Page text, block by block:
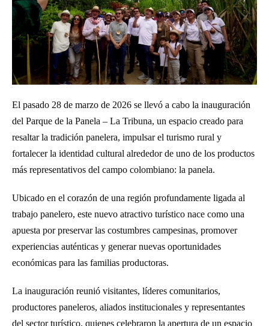
El pasado 28 de marzo de 2026 se llevó a cabo la inauguración
del Parque de la Panela – La Tribuna, un espacio creado para
resaltar la tradición panelera, impulsar el turismo rural y
fortalecer la identidad cultural alrededor de uno de los productos
más representativos del campo colombiano: la panela.
Ubicado en el corazón de una región profundamente ligada al
trabajo panelero, este nuevo atractivo turístico nace como una
apuesta por preservar las costumbres campesinas, promover
experiencias auténticas y generar nuevas oportunidades
económicas para las familias productoras.
La inauguración reunió visitantes, líderes comunitarios,
productores paneleros, aliados institucionales y representantes
del sector turístico, quienes celebraron la apertura de un espacio